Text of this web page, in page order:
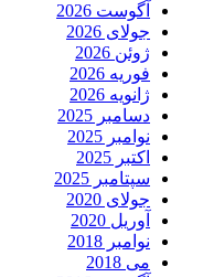
آگوست 2026
جولای 2026
ژوئن 2026
فوریه 2026
ژانویه 2026
دسامبر 2025
نوامبر 2025
اکتبر 2025
سپتامبر 2025
جولای 2020
آوریل 2020
نوامبر 2018
می 2018